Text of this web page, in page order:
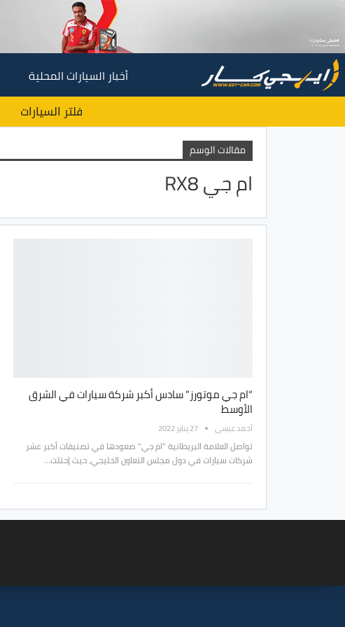
أخبار السيارات المحلية
فلتر السيارات
مقالات الوسم
ام جي RX8
“ام جي موتورز” سادس أكبر شركة سيارات في الشرق
الأوسط
أحمد عيسى 27 يناير 2022
تواصل العلامة البريطانية "ام جي" صعودها في تصنيفات أكبر عشر
شركات سيارات في دول مجلس التعاون الخليجي، حيث إحتلت…